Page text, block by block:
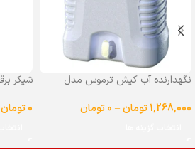
نگهدارنده آب کیش ترموس مدل
1,268,000تومان–
0تومان
0تومان